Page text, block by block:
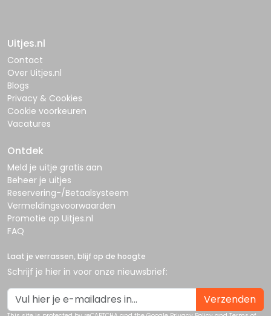
Uitjes.nl
Contact
Over Uitjes.nl
Blogs
Privacy & Cookies
Cookie voorkeuren
Vacatures
Ontdek
Meld je uitje gratis aan
Beheer je uitjes
Reservering-/Betaalsysteem
Vermeldingsvoorwaarden
Promotie op Uitjes.nl
FAQ
Laat je verrassen, blijf op de hoogte
Schrijf je hier in voor onze nieuwsbrief:
Verzenden